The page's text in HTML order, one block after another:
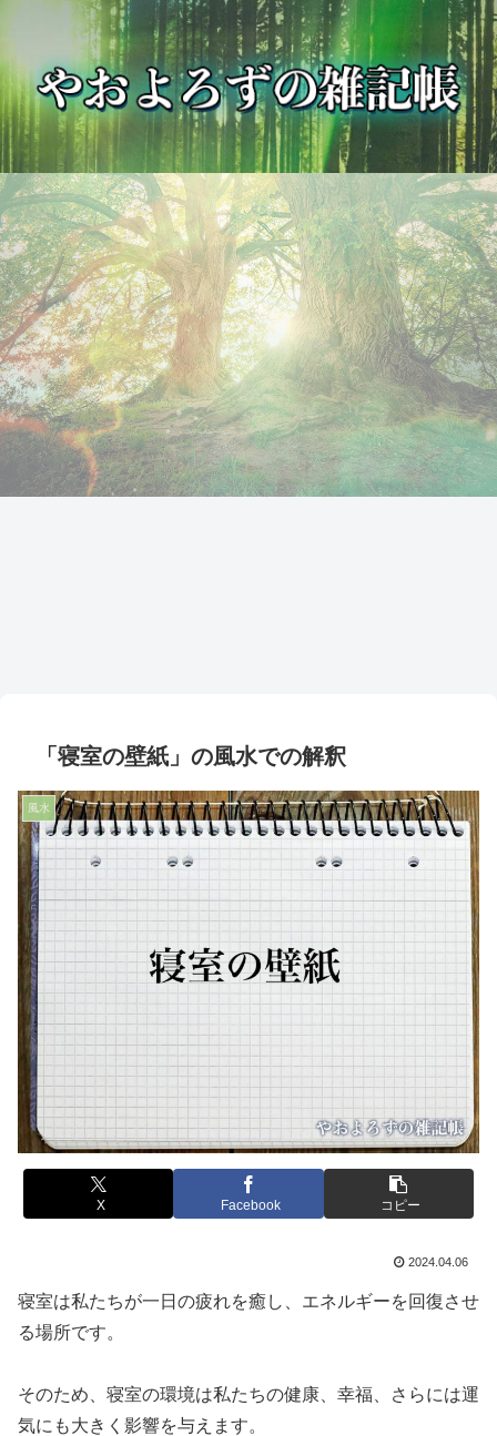
「寝室の壁紙」の風水での解釈
風水
X Facebook コピー
2024.04.06
寝室は私たちが一日の疲れを癒し、エネルギーを回復させ
る場所です。
そのため、寝室の環境は私たちの健康、幸福、さらには運
気にも大きく影響を与えます。